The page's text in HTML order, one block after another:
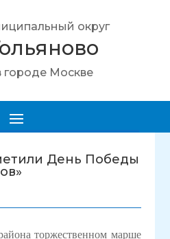
округ
городе Москве
День Победы
торжественном марше